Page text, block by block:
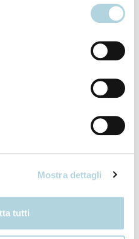
Mostra dettagli
tutti
25-30 cm dai capelli.
qualche colpo di spazzola.